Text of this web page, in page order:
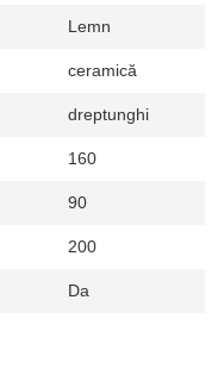
Lemn
ceramică
dreptunghi
160
90
200
Da